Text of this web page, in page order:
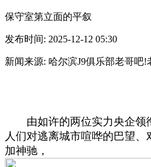
保守室第立面的平叙
发布时间: 2025-12-12 05:30
新闻来源: 哈尔滨J9俱乐部老哥吧!
由如许的两位实力央企领
人们对逃离城市喧哗的巴望
加神驰，